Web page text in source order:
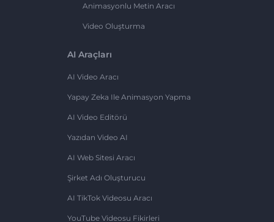
Animasyonlu Metin Aracı
Video Oluşturma
AI Araçları
AI Video Aracı
Yapay Zeka Ile Animasyon Yapma
AI Video Editörü
Yazıdan Video AI
AI Web Sitesi Aracı
Şirket Adı Oluşturucu
AI TikTok Videosu Aracı
YouTube Videosu Fikirleri